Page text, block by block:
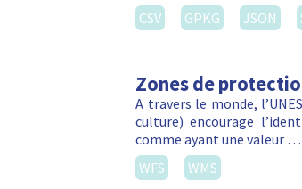
CSV
GPKG JSON
Zones de
A travers le monde,
culture) encourage
comme ayant une valeur …
WFS
WMS